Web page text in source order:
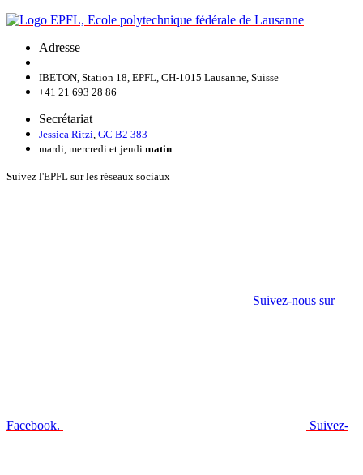
Adresse
IBETON, Station 18, EPFL, CH-1015 Lausanne, Suisse
+41 21 693 28 86
Secrétariat
Jessica Ritzi, GC B2 383
mardi, mercredi et jeudi matin
Suivez l'EPFL sur les réseaux sociaux
Suivez-nous sur
Facebook. Suivez-